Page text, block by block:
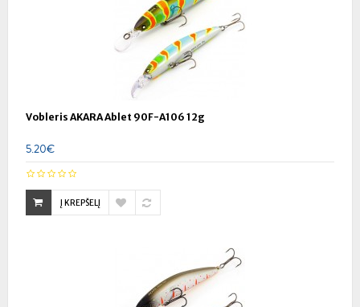
Vobleris AKARA Ablet 90F-A106 12g
5.20€
Į KREPŠELĮ